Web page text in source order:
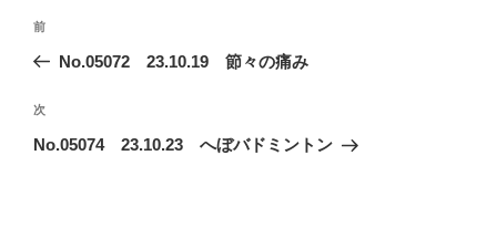
投
ビ
ゲ
前
の
稿
前
No.05072 23.10.19 節々の痛み
次
の
次
No.05074 23.10.23 へぼバドミントン